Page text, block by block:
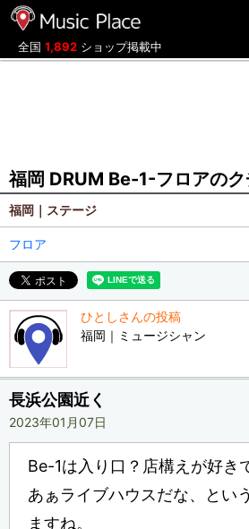
全国 1,892 ショップ掲載中
福岡 DRUM Be-1-フロアの
福岡｜ステージ
フロア
ひとしさんの投稿
福岡｜ミュージシャン
長浜公園近く
2023年01月07日
Be-1は入り口？店構えが好き
あぁライブハウスだな、とい
ますね。